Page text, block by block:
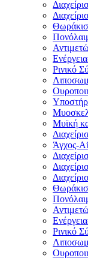
Ρινικό
Μυϊκή
Άγχος-
Ρινικό